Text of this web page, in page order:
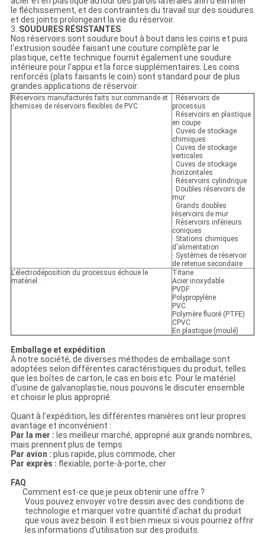
le fléchissement, et des contraintes du travail sur des soudures
et des joints prolongeant la vie du réservoir.
3. SOUDURES RÉSISTANTES
Nos réservoirs sont soudure bout à bout dans les coins et puis
l'extrusion soudée faisant une couture complète par le
plastique, cette technique fournit également une soudure
intérieure pour l'appui et la force supplémentaires. Les coins
renforcés (plats faisants le coin) sont standard pour de plus
grandes applications de réservoir.
Réservoirs manufacturés faits sur commande et
chemises de réservoirs flexibles de PVC :
· Réservoirs de
processus
· Réservoirs en plastique
en coupe
· Cuves de stockage
chimiques
· Cuves de stockage
verticales
· Cuves de stockage
horizontales
· Réservoirs cylindrique
· Doubles réservoirs de
mur
· Grands doubles
réservoirs de mur
· Réservoirs inférieurs
coniques
· Stations chimiques
d'alimentation
· Systèmes de réservoir
de retenue secondaire
L'électrodéposition du processus échoue le
matériel :
Titane
Acier inoxydable
PVDF
Polypropylène
PVC
Polymère fluoré (PTFE)
CPVC
En plastique (moulé)
Emballage et expédition
À notre société, de diverses méthodes de emballage sont
adoptées selon différentes caractéristiques du produit, telles
que les boîtes de carton, le cas en bois etc. Pour le matériel
d'usine de galvanoplastie, nous pouvons le discuter ensemble
et choisir le plus approprié.
Quant à l'expédition, les différentes manières ont leur propres
avantage et inconvénient :
Par la mer : les meilleur marché, approprié aux grands nombres,
mais prennent plus de temps
Par avion : plus rapide, plus commode, cher
Par exprès : flexiable, porte-à-porte, cher
FAQ
Comment est-ce que je peux obtenir une offre ?
Vous pouvez envoyer votre dessin avec des conditions de
technologie et marquer votre quantité d'achat du produit
que vous avez besoin. Il est bien mieux si vous pourriez offrir
les informations d'utilisation sur des produits.